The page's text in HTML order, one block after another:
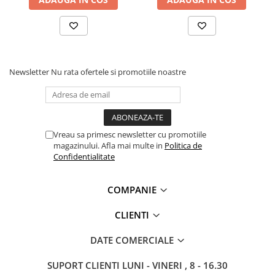
Protecție chimică si biologică
Protecție sudură
Protecție termică (căldură)
Anti-vibrații
Protecție descărcări electrostatice
Protecție specială
Riscuri minime
Mânecuțe (Cotiere)
Newsletter Nu rata ofertele si promotiile noastre
Vreau sa primesc newsletter cu promotiile
magazinului. Afla mai multe in Politica de
Confidentialitate
COMPANIE
CLIENTI
DATE COMERCIALE
SUPORT CLIENTI LUNI - VINERI , 8 - 16.30